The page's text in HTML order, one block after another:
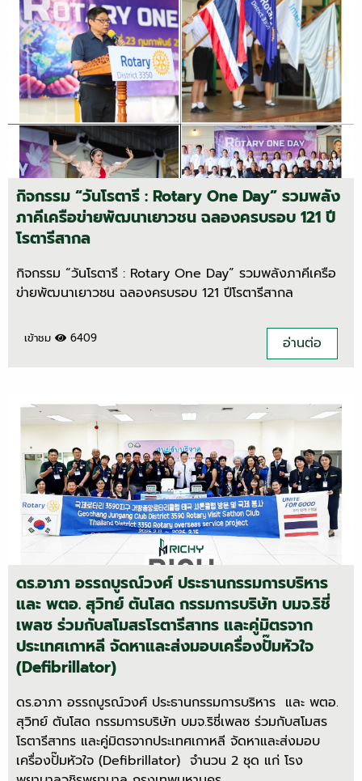
กิจกรรม “วันโรตารี : Rotary One Day” รวมพลัง
ภาคีเครือข่ายพัฒนาเยาวชน ฉลองครบรอบ 121 ปี
โรตารีสากล
กิจกรรม “วันโรตารี : Rotary One Day” รวมพลังภาคีเครือ
ข่ายพัฒนาเยาวชน ฉลองครบรอบ 121 ปีโรตารีสากล
เข้าชม 6409 อ่านต่อ
ดร.อาภา อรรถบูรณ์วงศ์ ประธานกรรมการบริหาร
และ พตอ. สุวิทย์ ตันโสด กรรมการบริษัท บมจ.ริชี่
เพลซ ร่วมกับสโมสรโรตารีสาทร และคู่มิตรจาก
ประเทศเกาหลี จัดหาและส่งมอบเครื่องปั๊มหัวใจ
(Defibrillator)
ดร.อาภา อรรถบูรณ์วงศ์ ประธานกรรมการบริหาร และ พตอ.
สุวิทย์ ตันโสด กรรมการบริษัท บมจ.ริชี่เพลซ ร่วมกับสโมสร
โรตารีสาทร และคู่มิตรจากประเทศเกาหลี จัดหาและส่งมอบ
เครื่องปั๊มหัวใจ (Defibrillator) จํานวน 2 ชุด แก่ โรง